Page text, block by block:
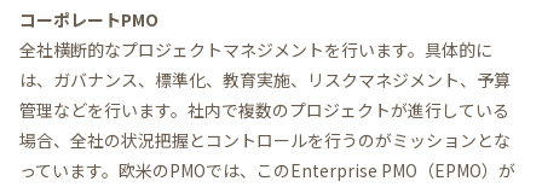
コーポレートPMO
全社横断的なプロジェクトマネジメントを行います。具体的に
は、ガバナンス、標準化、教育実施、リスクマネジメント、予算
管理などを行います。社内で複数のプロジェクトが進行している
場合、全社の状況把握とコントロールを行うのがミッションとな
っています。欧米のPMOでは、このEnterprise PMO（EPMO）が